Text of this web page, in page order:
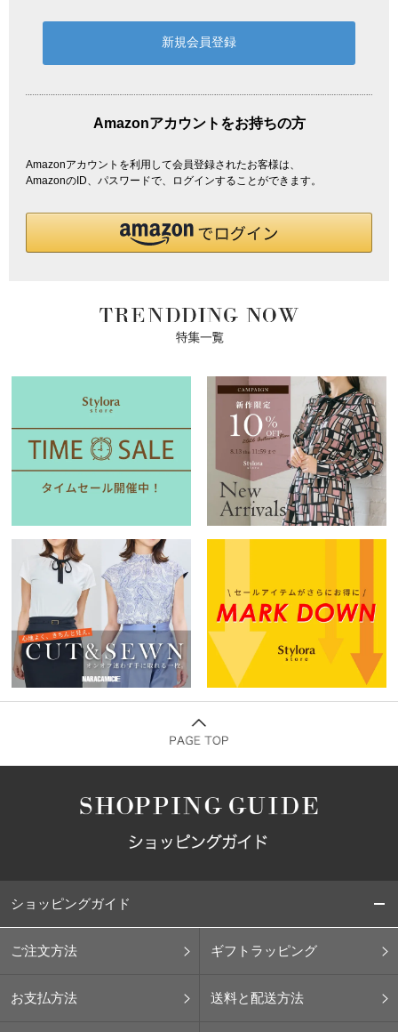
Amazonアカウントをお持ちの方
Amazonアカウントを利用して会員登録されたお客様は、
AmazonのID、パスワードで、ログインすることができます。
ショッピングガイド
ご注文方法 ギフトラッピング
お支払方法 送料と配送方法